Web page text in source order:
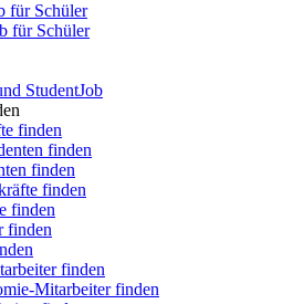
für Schüler
für Schüler
StudentJob
finden
finden
finden
finden
finden
finden
finden
Mitarbeiter finden